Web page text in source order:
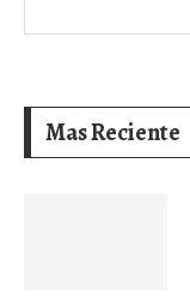
Mas Reciente